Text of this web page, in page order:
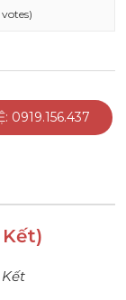
votes)
0919.156.437